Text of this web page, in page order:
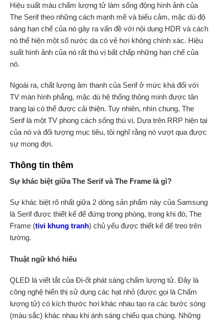
Hiệu suất màu chấm lượng tử làm sống động hình ảnh của
The Serif theo những cách mạnh mẽ và biểu cảm, mặc dù độ
sáng hạn chế của nó gây ra vấn đề với nội dung HDR và ​​cách
nó thể hiện một số nước da có vẻ hơi không chính xác. Hiệu
suất hình ảnh của nó rất thú vị bất chấp những hạn chế của
nó.
Ngoài ra, chất lượng âm thanh của Serif ở mức khá đối với
TV màn hình phẳng, mặc dù hệ thống thông minh được tân
trang lại có thể được cải thiện. Tuy nhiên, nhìn chung, The
Serif là một TV phong cách sống thú vị. Dựa trên RRP hiện tại
của nó và đối tượng mục tiêu, tôi nghĩ rằng nó vượt qua được
sự mong đợi.
Thông tin thêm
Sự khác biệt giữa The Serif và The Frame là gì?
Sự khác biệt rõ nhất giữa 2 dòng sản phẩm này của Samsung
là Serif được thiết kế để đứng trong phòng, trong khi đó, The
Frame (tivi khung tranh) chủ yếu được thiết kế để treo trên
tường.
Thuật ngữ khó hiểu
QLED là viết tắt của Đi-ốt phát sáng chấm lượng tử. Đây là
công nghệ hiển thị sử dụng các hạt nhỏ (được gọi là Chấm
lượng tử) có kích thước hơi khác nhau tạo ra các bước sóng
(màu sắc) khác nhau khi ánh sáng chiếu qua chúng. Những